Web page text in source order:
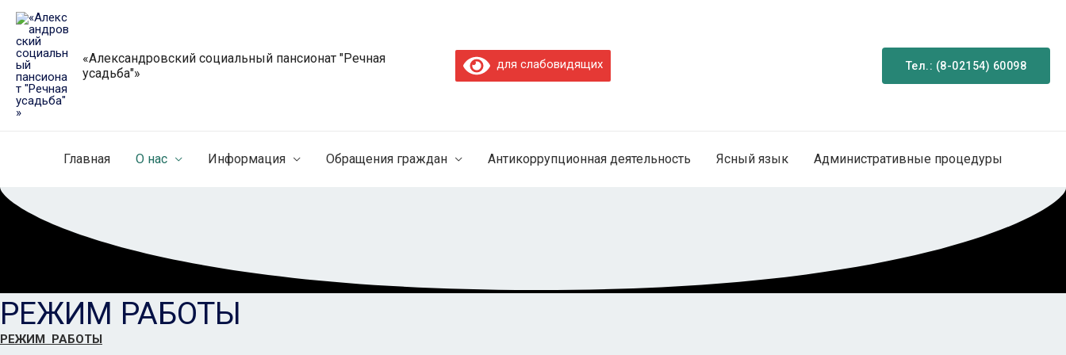
Перейти
содержимому
«Александровский социальный пансионат "Речная
усадьба"»
для слабовидящих Тел.: (8-02154) 60098
Главная О нас Информация Обращения граждан Антикоррупционная деятельность Ясный язык Административные процедуры
РЕЖИМ РАБОТЫ
РЕЖИМ РАБОТЫ